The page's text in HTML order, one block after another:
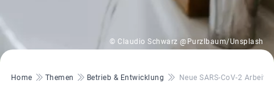
© Claudio Schwarz @Purzlbaum/Unsplash
Pfadnavigation
Home Themen Betrieb & Entwicklung Neue SARS-CoV-2